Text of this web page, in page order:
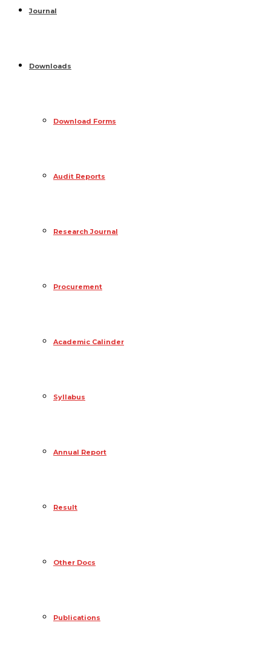
Journal
Downloads
Download Forms
Audit Reports
Research Journal
Procurement
Academic Calinder
Syllabus
Annual Report
Result
Other Docs
Publications